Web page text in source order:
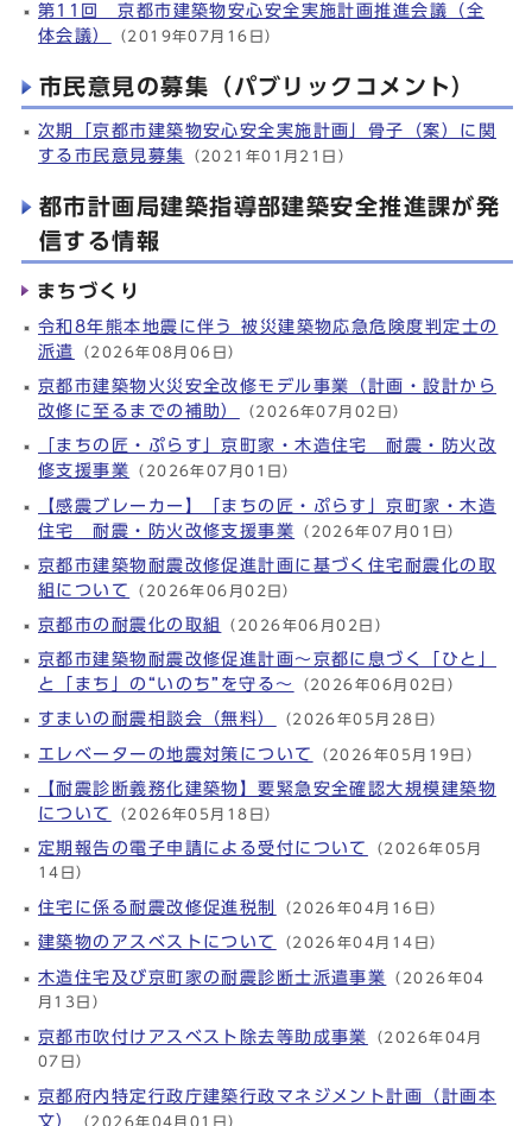
第11回 京都市建築物安心安全実施計画推進会議（全
体会議）
（2019年07月16日）
市民意見の募集（パブリックコメント）
次期「京都市建築物安心安全実施計画」骨子（案）に関
する市民意見募集
（2021年01月21日）
都市計画局建築指導部建築安全推進課が発
信する情報
まちづくり
令和8年熊本地震に伴う 被災建築物応急危険度判定士の
派遣
（2026年08月06日）
京都市建築物火災安全改修モデル事業（計画・設計から
改修に至るまでの補助）
（2026年07月02日）
「まちの匠・ぷらす」京町家・木造住宅 耐震・防火改
修支援事業
（2026年07月01日）
【感震ブレーカー】「まちの匠・ぷらす」京町家・木造
住宅 耐震・防火改修支援事業 （2026年07月01日）
京都市建築物耐震改修促進計画に基づく住宅耐震化の取
組について
（2026年06月02日）
京都市の耐震化の取組 （2026年06月02日）
京都市建築物耐震改修促進計画～京都に息づく「ひと」
と「まち」の“いのち”を守る～
（2026年06月02日）
すまいの耐震相談会（無料） （2026年05月28日）
エレベーターの地震対策について （2026年05月19日）
【耐震診断義務化建築物】要緊急安全確認大規模建築物
について
（2026年05月18日）
定期報告の電子申請による受付について （2026年05月
14日）
住宅に係る耐震改修促進税制
（2026年04月16日）
建築物のアスベストについて （2026年04月14日）
木造住宅及び京町家の耐震診断士派遣事業 （2026年04
月13日）
京都市吹付けアスベスト除去等助成事業
（2026年04月
07日）
京都府内特定行政庁建築行政マネジメント計画（計画本
文）
（2026年04月01日）